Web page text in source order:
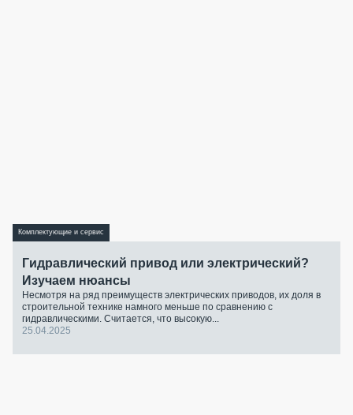
Комплектующие и сервис
Гидравлический привод или электрический?
Изучаем нюансы
Несмотря на ряд преимуществ электрических приводов, их доля в
строительной технике намного меньше по сравнению с
гидравлическими. Считается, что высокую...
25.04.2025